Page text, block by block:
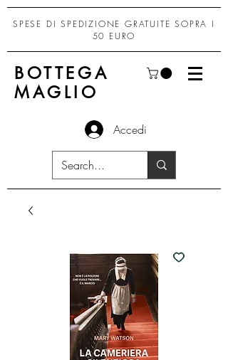
SPESE DI SPEDIZIONE GRATUITE SOPRA I
50 EURO
BOTTEGA
MAGLIO
Accedi